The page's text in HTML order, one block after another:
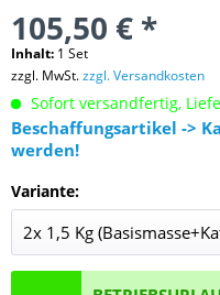
105,50 € *
Inhalt: 1 Set
zzgl. MwSt.zzgl. Versandkosten
Sofort versandfertig,
Beschaffungsartikel ->
werden!
Variante: